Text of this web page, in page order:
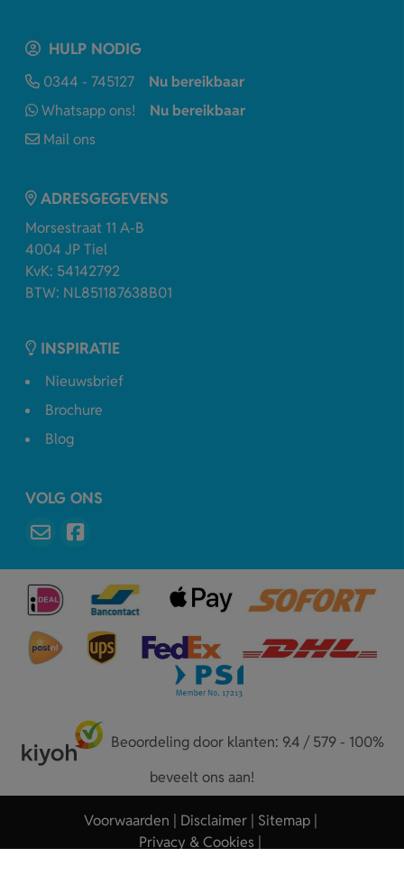
HULP NODIG
0344 - 745127
Nu bereikbaar
Whatsapp ons!
Nu bereikbaar
Mail ons
ADRESGEGEVENS
Morsestraat 11 A-B
4004 JP Tiel
KvK: 54142792
BTW: NL851187638B01
INSPIRATIE
Nieuwsbrief
Brochure
Blog
VOLG ONS
Beoordeling door klanten: 9.4 / 579 - 100%
beveelt ons aan!
Voorwaarden Disclaimer
Sitemap
Privacy & Cookies